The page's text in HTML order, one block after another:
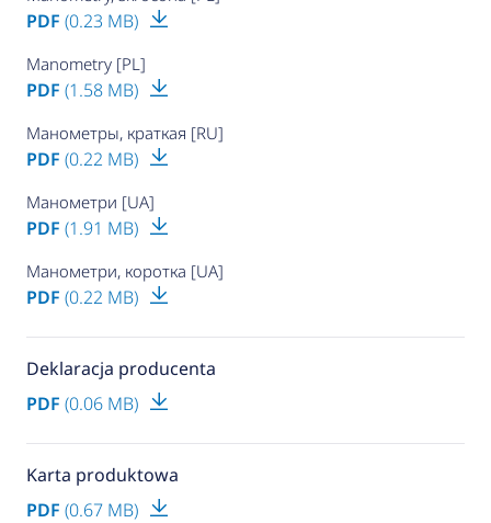
PDF (0.23 MB)
Manometry [PL]
PDF (1.58 MB)
Манометры, краткая [RU]
PDF (0.22 MB)
Манометри [UA]
PDF (1.91 MB)
Манометри, коротка [UA]
PDF (0.22 MB)
Deklaracja producenta
PDF (0.06 MB)
Karta produktowa
PDF (0.67 MB)